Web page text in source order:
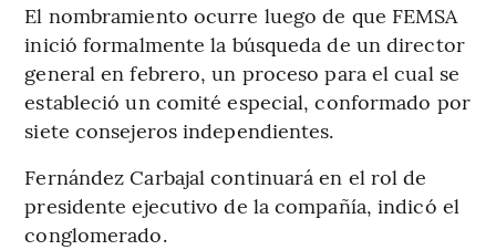
El nombramiento ocurre luego de que FEMSA
inició formalmente la búsqueda de un director
general en febrero, un proceso para el cual se
estableció un comité especial, conformado por
siete consejeros independientes.
Fernández Carbajal continuará en el rol de
presidente ejecutivo de la compañía, indicó el
conglomerado.